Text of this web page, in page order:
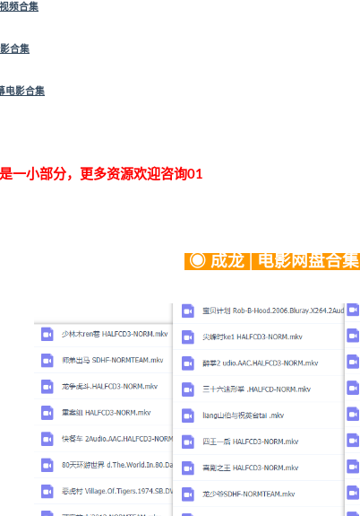
频合集
合集
电影合集
一小部分，更多资源欢迎咨询01
◉ 成龙│电影网盘合集